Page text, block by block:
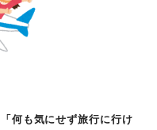
「何も気にせず旅行に行け